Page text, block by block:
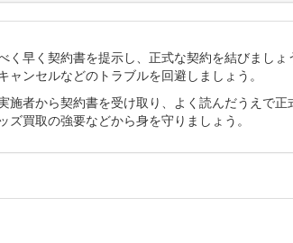
く早く契約書を提示し、正式な契約を結びましょ
ンセルなどのトラブルを回避しましょう。
施者から契約書を受け取り、よく読んだうえで正
買取の強要などから身を守りましょう。